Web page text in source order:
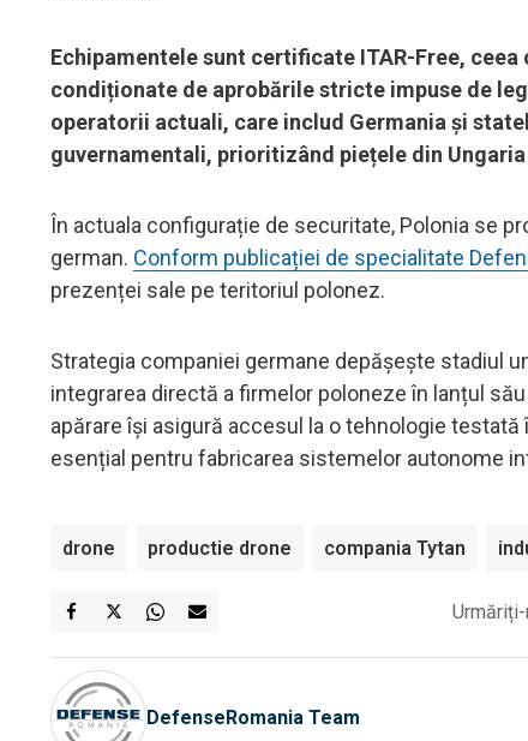
Echipamentele sunt certificate ITAR-Free,
condiționate de aprobările stricte impuse de
operatorii actuali, care includ Germania și
guvernamentali, prioritizând piețele din
În actuala configurație de securitate, Polonia se
german. Conform publicației de specialitate
prezenței sale pe teritoriul polonez.
Strategia companiei germane depășește stadiul
integrarea directă a firmelor poloneze în lanțul
apărare își asigură accesul la o tehnologie
esențial pentru fabricarea sistemelor autonome
drone productie drone compania Tytan
DefenseRomania Team